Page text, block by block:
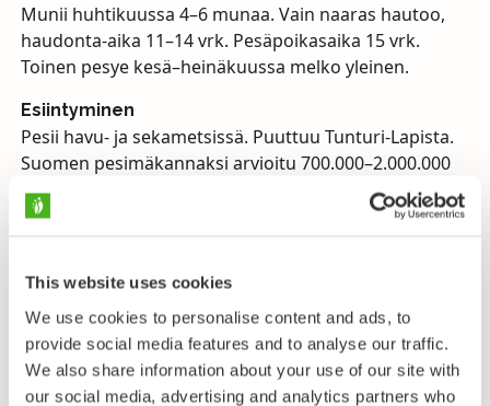
This website uses cookies
We use cookies to personalise content and ads, to
provide social media features and to analyse our traffic.
We also share information about your use of our site with
our social media, advertising and analytics partners who
Munii huhtikuussa 4–6 munaa. Vain naaras hautoo,
haudonta-aika 11–14 vrk. Pesäpoikasaika 15 vrk.
Toinen pesye kesä–heinäkuussa melko yleinen.
Esiintyminen
Pesii havu- ja sekametsissä. Puuttuu Tunturi-Lapista.
Suomen pesimäkannaksi arvioitu 700.000–2.000.000
paria. Kannanvaihteluun vaikuttaa erityisesti kuusen
siemensato.
Päivämuuttaja. Syysmuutto syys–lokakuussa, paluu
maalis–toukokuussa. Talvehtii Länsi- ja Keski-
Euroopassa sekä Välimeren maissa. Vuosittain
vaihtelevan suuruinen osa kannasta talvehtii
Suomessa.